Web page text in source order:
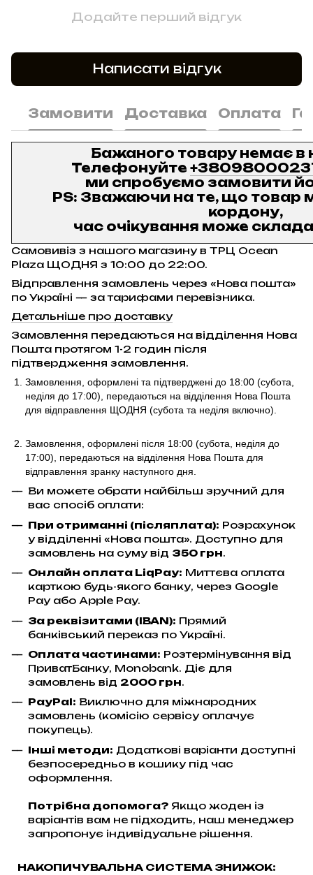
Додайте перший відгук
Написати відгук
Замовити Доставка Оплата
Бажаного товару немає в
Телефонуйте
ми спробуємо замовити
PS: Зважаючи на те, що товар
кордону,
час очікування може
Самовивіз з нашого магазину в ТРЦ Ocean
Plaza ЩОДНЯ з 10:00 до 22:00.
Відправлення замовлень через «Нова пошта»
по Україні — за тарифами перевізника.
Детальніше про доставку
Замовлення передаються на відділення Нова
Пошта протягом 1-2 годин після
підтвердження замовлення.
Замовлення, оформлені та підтверджені до 18:00 (субота,
неділя до 17:00) , передаються на відділення Нова Пошта
для відправлення ЩОДНЯ (субота та неділя включно).
Замовлення, оформлені після 18:00 (субота, неділя до
17:00), передаються на відділення Нова Пошта для
відправлення зранку наступного дня.
Ви можете обрати найбільш зручний для
вас спосіб оплати:
При отриманні (післяплата): Розрахунок
у відділенні «Нова пошта». Доступно для
замовлень на суму від 350 грн.
Онлайн оплата LiqPay: Миттєва оплата
карткою будь-якого банку, через Google
Pay або Apple Pay.
За реквізитами (IBAN): Прямий
банківський переказ по Україні.
Оплата частинами: Розтермінування від
ПриватБанку, Monobank. Діє для
замовлень від 2000 грн.
PayPal: Виключно для міжнародних
замовлень (комісію сервісу оплачує
покупець).
Інші методи: Додаткові варіанти доступні
безпосередньо в кошику під час
оформлення.
Потрібна допомога? Якщо жоден із
варіантів вам не підходить, наш менеджер
запропонує індивідуальне рішення.
НАКОПИЧУВАЛЬНА СИСТЕМА ЗНИЖОК: